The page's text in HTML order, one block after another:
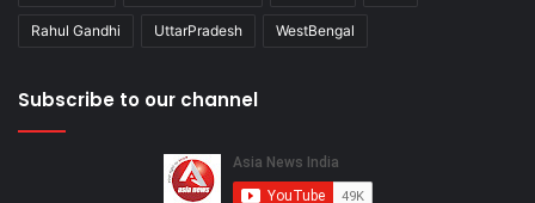
Rahul Gandhi UttarPradesh WestBengal
Subscribe to our channel